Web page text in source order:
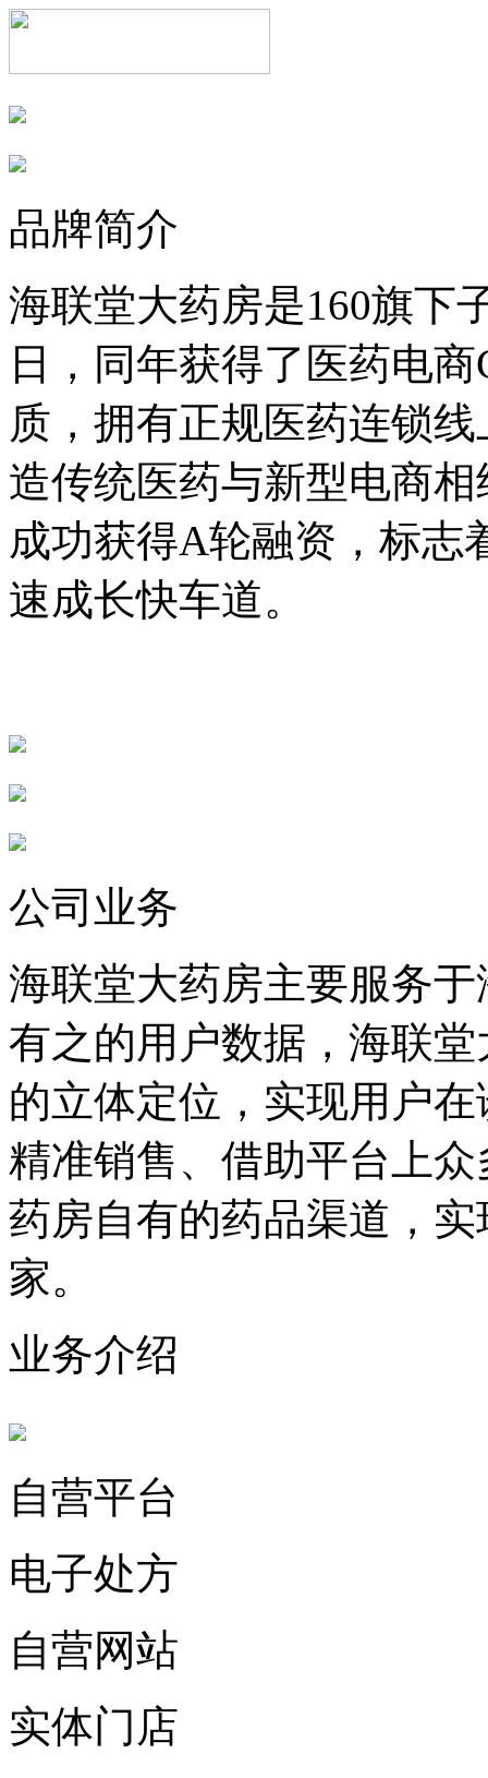
品牌简介
海联堂大药房是160旗下
日，同年获得了医药电
质，拥有正规医药连锁
造传统医药与新型电商
成功获得A轮融资，标志
速成长快车道。
公司业务
海联堂大药房主要服务
有之的用户数据，海联
的立体定位，实现用户
精准销售、借助平台上
药房自有的药品渠道，
家。
业务介绍
自营平台
电子处方
自营网站
实体门店